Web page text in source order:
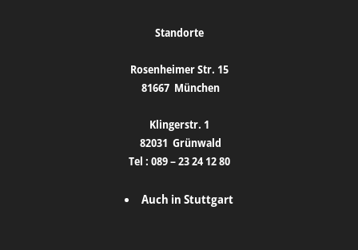
Standorte
Rosenheimer Str. 15
81667 München
Klingerstr. 1
82031 Grünwald
Tel : 089 – 23 24 12 80
Auch in Stuttgart